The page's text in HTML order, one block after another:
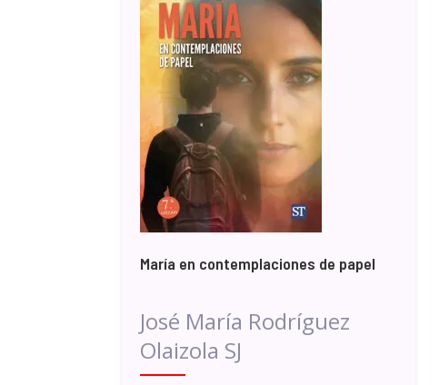
María en contemplaciones de papel
José María Rodríguez
Olaizola SJ